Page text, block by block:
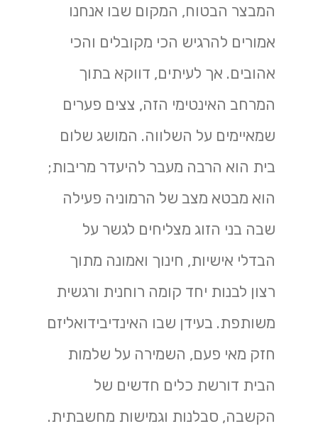
המבצר הבטוח, המקום שבו אנחנו
אמורים להרגיש הכי מקובלים והכי
אהובים. אך לעיתים, דווקא בתוך
המרחב האינטימי הזה, צצים פערים
שמאיימים על השלווה. המושג שלום
בית הוא הרבה מעבר להיעדר מריבות;
הוא מבטא מצב של הרמוניה פעילה
שבה בני הזוג מצליחים לגשר על
הבדלי אישיות, חינוך ואמונה מתוך
רצון לבנות יחד קומה רוחנית ורגשית
משותפת. בעידן שבו האינדיבידואליזם
חזק מאי פעם, השמירה על שלמות
הבית דורשת כלים חדשים של
הקשבה, סבלנות וגמישות מחשבתית.